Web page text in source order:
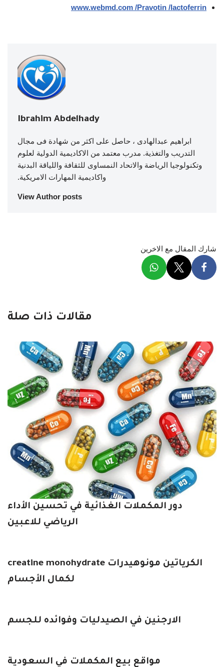
www.webmd.com /Pravotin /lactoferrin
Ibrahim Abdelhady
ابراهيم عبدالهادى ، حاصل على اكثر من شهادة فى مجال
التدريب والتغذية. مدرب معتمد من الاكاديمية الدولية لعلوم
وتكنولوجيا الرياضة والاتحاد النمساوى للثقافة واللياقة البدنية
واكاديمية المهارات الامريكية.
View Author posts
شارك المقال مع الاخرين
مقالات ذات صلة
دور المكملات الغذائية في تحسين الأداء
الرياضي للاعبين
الكرياتين مونوهيدرات creatine monohydrate
لكمال الأجسام
الارجنين في الصيدليات وفوائده للجسم
مواقع بيع المكملات في السعودية